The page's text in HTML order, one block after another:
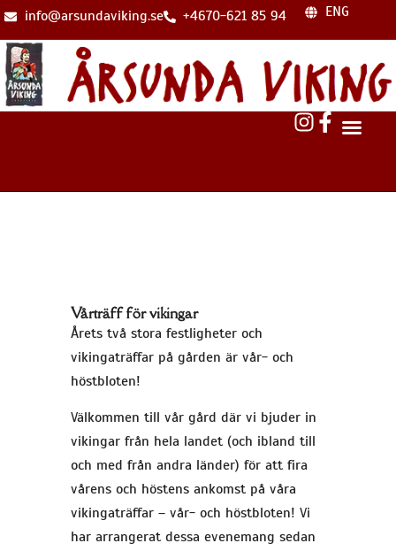
info@arsundaviking.se +4670-621 85 94 ENG
Vårträff för vikingar
Årets två stora festligheter och
vikingaträffar på gården är vår- och
höstbloten!
Välkommen till vår gård där vi bjuder in
vikingar från hela landet (och ibland till
och med från andra länder) för att fira
vårens och höstens ankomst på våra
vikingaträffar – vår- och höstbloten! Vi
har arrangerat dessa evenemang sedan